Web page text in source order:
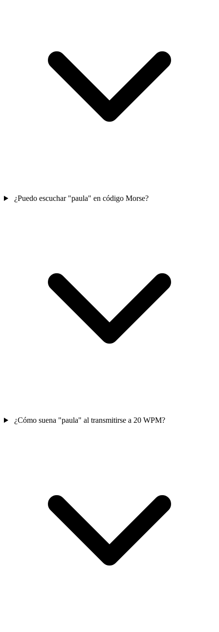
¿Puedo escuchar "paula" en código Morse?
¿Cómo suena "paula" al transmitirse a 20 WPM?